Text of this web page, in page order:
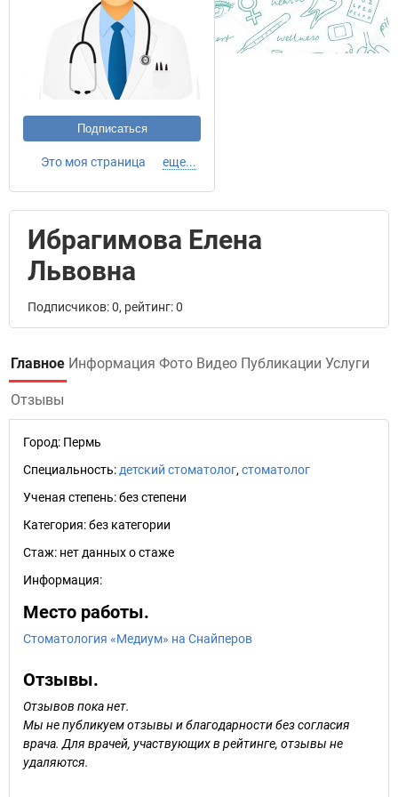
Подписаться
Это моя страница еще...
Ибрагимова Елена
Львовна
Подписчиков: 0, рейтинг: 0
Главное Информация Фото Видео Публикации Услуги
Отзывы
Город: Пермь
Специальность: детский стоматолог, стоматолог
Ученая степень:без степени
Категория:без категории
Стаж: нет данных о стаже
Информация:
Место работы.
Стоматология «Медиум» на Снайперов
Отзывы.
Отзывов пока нет.
Мы не публикуем отзывы и благодарности без согласия
врача. Для врачей, участвующих в рейтинге, отзывы не
удаляются.